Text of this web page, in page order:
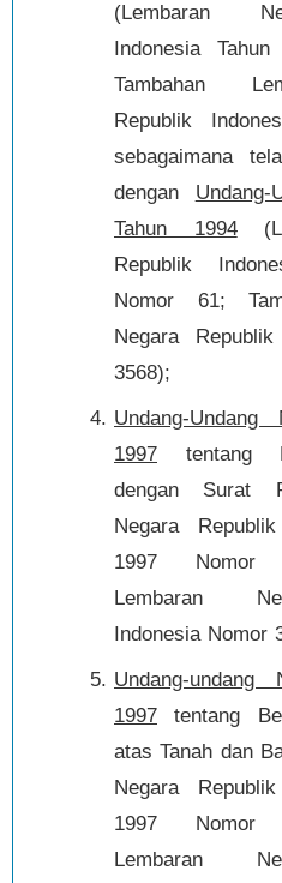
(Lembaran
Indonesia
Tambahan
Republik
sebagaimana
dengan
Tahun 1994
Republik
Nomor 61;
Negara
3568);
Undang-
1997 tentang
dengan Surat
Negara
1997 Nomor
Lembaran
Indonesia Nomor
Undang-
1997 tentang
atas Tanah dan
Negara
1997 Nomor
Lembaran